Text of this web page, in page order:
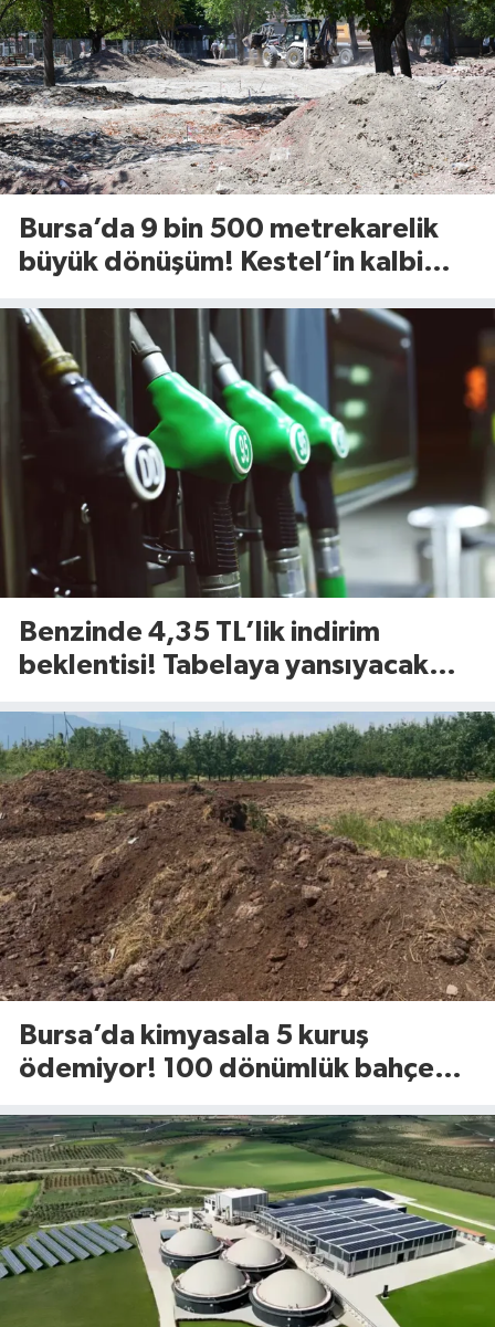
Bursa’da 9 bin 500 metrekarelik
büyük dönüşüm! Kestel’in kalbi
Benzinde 4,35 TL’lik indirim
beklentisi! Tabelaya yansıyacak
Bursa’da kimyasala 5 kuruş
ödemiyor! 100 dönümlük bahçede